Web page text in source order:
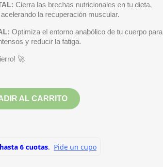
Cierra las brechas nutricionales en tu dieta,
la recuperación muscular.
Optimiza el entorno anabólico de tu cuerpo para
y reducir la fatiga.
🚀
AL CARRITO